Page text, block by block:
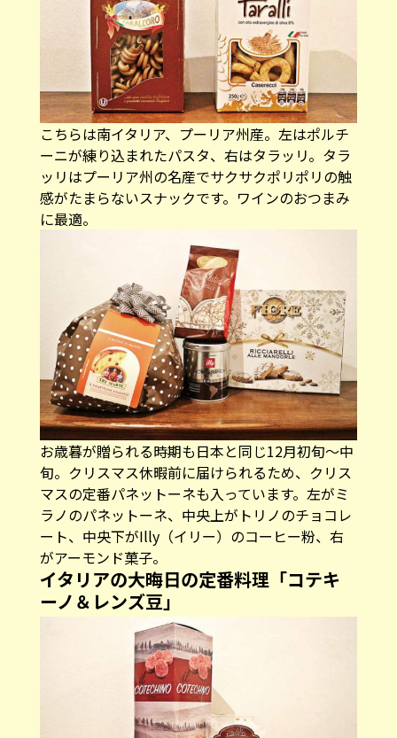
こちらは南イタリア、プーリア州産。左はポルチ
ーニが練り込まれたパスタ、右はタラッリ。タラ
ッリはプーリア州の名産でサクサクポリポリの触
感がたまらないスナックです。ワインのおつまみ
に最適。
お歳暮が贈られる時期も日本と同じ12月初旬～中
旬。クリスマス休暇前に届けられるため、クリス
マスの定番パネットーネも入っています。左がミ
ラノのパネットーネ、中央上がトリノのチョコレ
ート、中央下がIlly（イリー）のコーヒー粉、右
がアーモンド菓子。
イタリアの大晦日の定番料理「コテキ
ーノ＆レンズ豆」